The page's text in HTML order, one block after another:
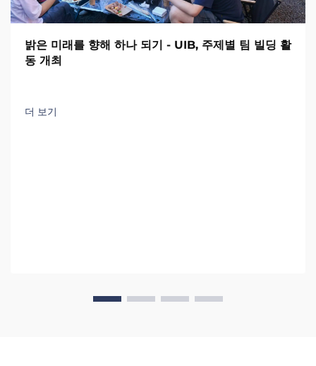
밝은 미래를 향해 하나 되기 - UIB, 주제별 팀 빌딩 활
동 개최
더 보기